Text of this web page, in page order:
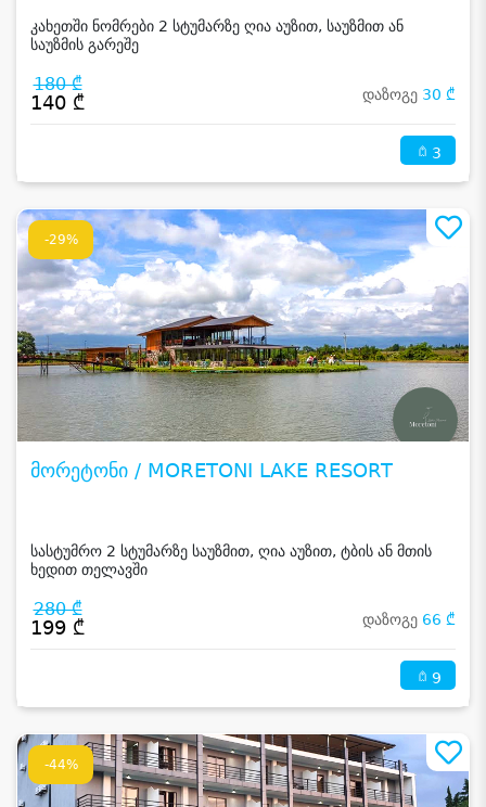
კახეთში ნომრები 2 სტუმარზე ღია აუზით, საუზმით ან
საუზმის გარეშე
180 ₾
140 ₾ დაზოგე 30 ₾
3
-29%
მორეტონი / MORETONI LAKE RESORT
სასტუმრო 2 სტუმარზე საუზმით, ღია აუზით, ტბის ან მთის
ხედით თელავში
280 ₾
199 ₾ დაზოგე 66 ₾
9
-44%